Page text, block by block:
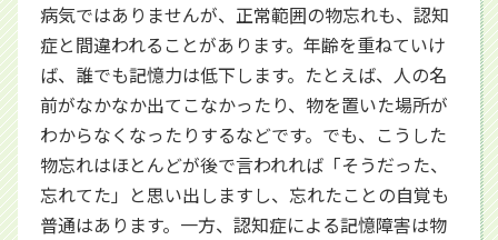
病気ではありませんが、正常範囲の物忘れも、認知
症と間違われることがあります。年齢を重ねていけ
ば、誰でも記憶力は低下します。たとえば、人の名
前がなかなか出てこなかったり、物を置いた場所が
わからなくなったりするなどです。でも、こうした
物忘れはほとんどが後で言われれば「そうだった、
忘れてた」と思い出しますし、忘れたことの自覚も
普通はあります。一方、認知症による記憶障害は物